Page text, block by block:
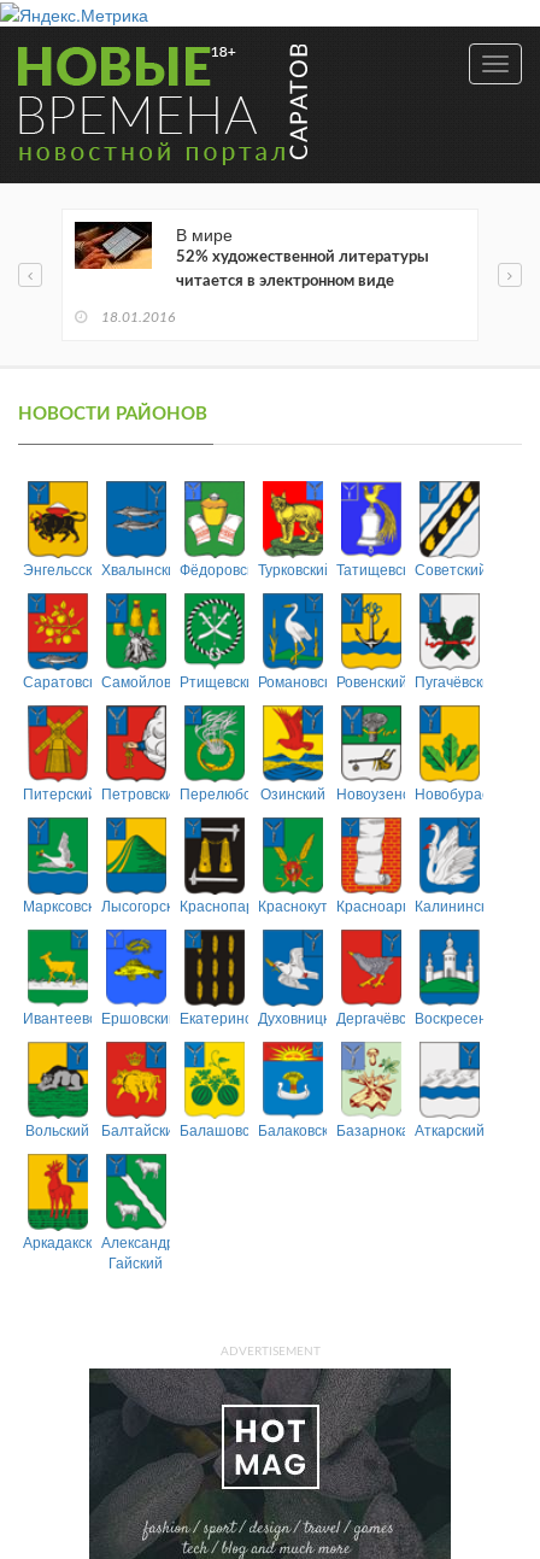
В мире
52% художественной литературы
читается в электронном виде
18.01.2016
НОВОСТИ РАЙОНОВ
ЭнгельсскийХвалынскийФёдоровскийТурковский ТатищевскийСоветский
СаратовскийСамойловскийРтищевскийРомановскийРовенский Пугачёвский
Питерский ПетровскийПерелюбскийОзинский НовоузенскийНовобурасский
МарксовскийЛысогорскийКраснопартизанский
КраснокутскийКрасноармейский
Калининский
ИвантеевскийЕршовский ЕкатериновскийДуховницкийДергачёвскийВоскресенский
Вольский БалтайскийБалашовскийБалаковскийБазарнокарабулакский
Аткарский
АркадакскийАлександрово-
Гайский
ADVERTISEMENT